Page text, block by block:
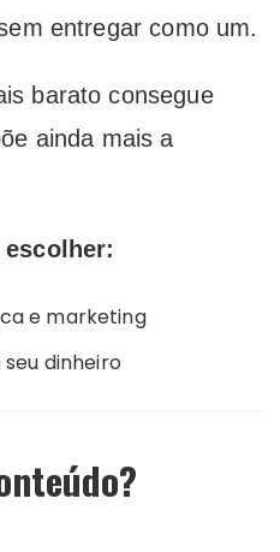
entregar como um.
barato consegue
ainda mais a
e marketing
dinheiro